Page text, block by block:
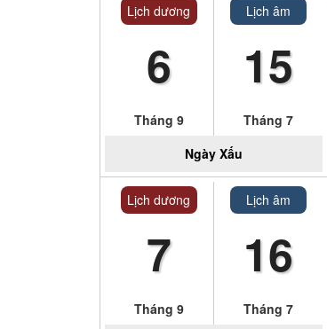
Lịch dương
6
Tháng 9
Lịch âm
15
Tháng 7
Ngày Xấu
Lịch dương
7
Tháng 9
Lịch âm
16
Tháng 7